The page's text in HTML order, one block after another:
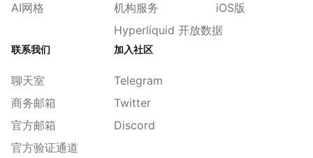
AI网格
机构服务
Hyperliquid 开放数据
iOS版
联系我们
聊天室
商务邮箱
官方邮箱
官方验证通道
加入社区
Telegram
Twitter
Discord